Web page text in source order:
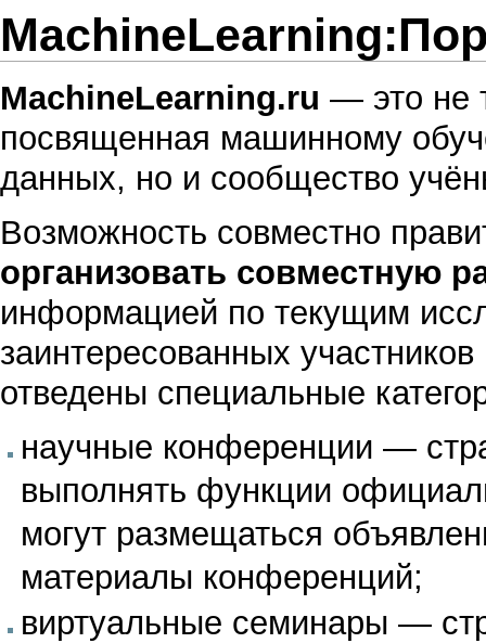
MachineLearning.ru — это не
посвященная машинному
данных, но и сообщество
Возможность совместно
организовать совместную
информацией по текущим
заинтересованных
отведены специальные
научные конференции —
выполнять функции
могут размещаться
материалы конференций;
виртуальные семинары —